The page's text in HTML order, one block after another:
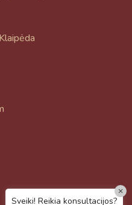
Sveiki! Reikia konsultacijos?
×